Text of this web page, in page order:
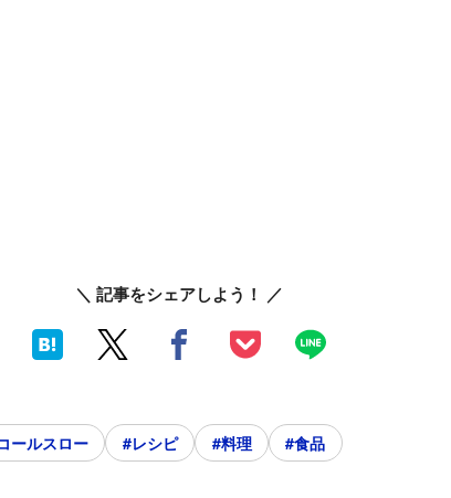
＼ 記事をシェアしよう！ ／
ールスロー #レシピ #料理 #食品